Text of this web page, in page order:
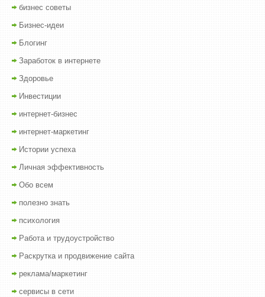
бизнес советы
Бизнес-идеи
Блогинг
Заработок в интернете
Здоровье
Инвестиции
интернет-бизнес
интернет-маркетинг
Истории успеха
Личная эффективность
Обо всем
полезно знать
психология
Работа и трудоустройство
Раскрутка и продвижение сайта
реклама/маркетинг
сервисы в сети